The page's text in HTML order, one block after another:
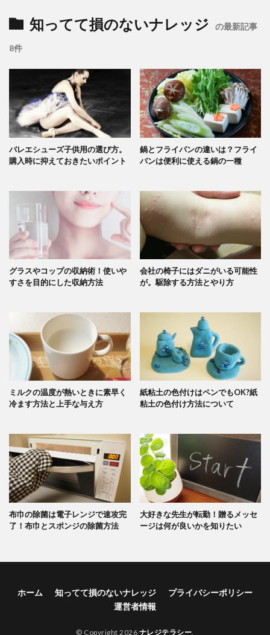
知ってて損のないナレッジ の最新記事
8件
バレエシューズ子供用の選び方。
購入時に抑えておきたいポイント
鍋とフライパンの違いは？フライ
パンは便利に使える鍋の一種
グラスやコップの収納術！使いや
すさを目的にした収納方法
会社の椅子にはダニがいる可能性
が。駆除する方法とやり方
ミルクの温度が熱いときに素早く
冷ます方法と上手な与え方
紙粘土の色付けはペンでもOK?紙
粘土の色付け方法について
布巾の除菌は電子レンジで速攻完
了！布巾とスポンジの除菌方法
大好きな先生が転勤！贈るメッセ
ージは何が良いかを知りたい
ホーム 知ってて損のないナレッジ
プライバシーポリシー
運営者情報
© Copyright 2026 ナレジテラシー